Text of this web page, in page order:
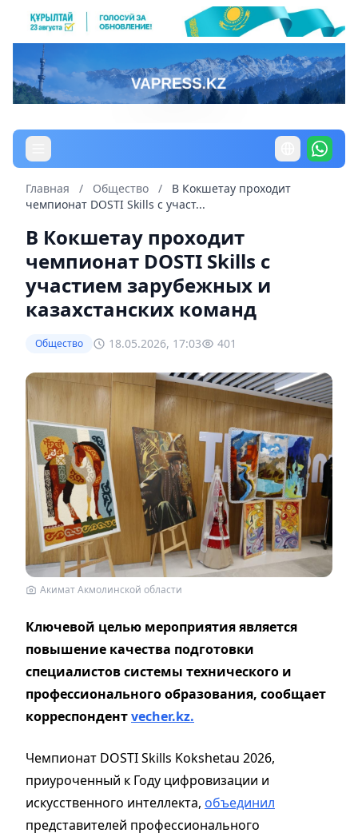
Главная / Общество /
В Кокшетау проходит
чемпионат DOSTI Skills с участ...
В Кокшетау проходит
чемпионат DOSTI Skills с
участием зарубежных и
казахстанских команд
Общество 18.05.2026, 17:03 401
Акимат Акмолинской области
Ключевой целью мероприятия является
повышение качества подготовки
специалистов системы технического и
профессионального образования, сообщает
корреспондентvecher.kz.
Чемпионат DOSTI Skills Kokshetau 2026,
приуроченный к Году цифровизации и
искусственного интеллекта, объединил
представителей профессионального